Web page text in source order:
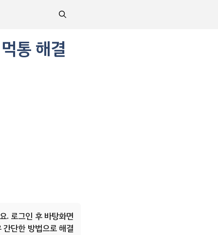
통 해결
. 로그인 후 바탕화면
단한 방법으로 해결